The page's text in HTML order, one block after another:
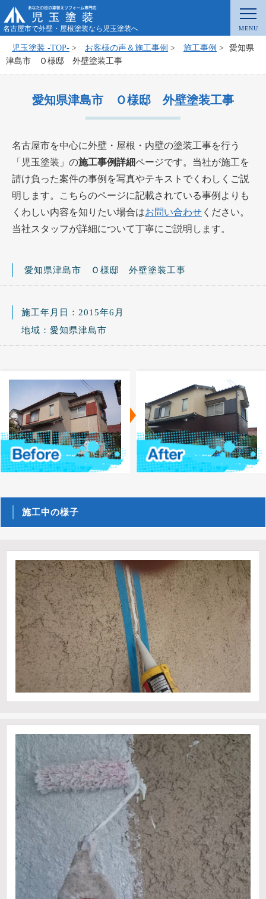
名古屋市で外壁・屋根塗装なら児玉塗装へ
児玉塗装 -TOP- > お客様の声＆施工事例 > 施工事例 >
愛知県
津島市 Ｏ様邸 外壁塗装工事
愛知県津島市 Ｏ様邸 外壁塗装工事
名古屋市を中心に外壁・屋根・内壁の塗装工事を行う
「児玉塗装」の施工事例詳細ページです。当社が施工を
請け負った案件の事例を写真やテキストでくわしくご説
明します。こちらのページに記載されている事例よりも
くわしい内容を知りたい場合はお問い合わせ ください。
当社スタッフが詳細について丁寧にご説明します。
愛知県津島市 Ｏ様邸 外壁塗装工事
施工年月日：2015年6月
地域：愛知県津島市
施工中の様子